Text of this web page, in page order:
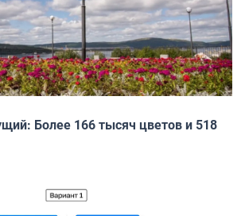
Более 166 тысяч цветов и 518